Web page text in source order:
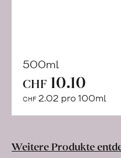
500ml
CHF 10.10
CHF 2.02 pro 100ml
Weitere Produkte